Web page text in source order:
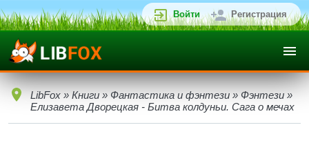
Войти Регистрация
LibFox » Книги » Фантастика и фэнтези » Фэнтези »
Елизавета Дворецкая - Битва колдуньи. Сага о мечах